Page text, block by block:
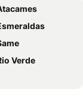
Verde